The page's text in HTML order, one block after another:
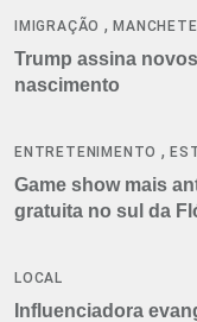
IMIGRAÇÃO ,MANCHETE
Trump assina
nascimento
ENTRETENIMENTO ,
Game show mais
gratuita no sul da
LOCAL
Influenciadora